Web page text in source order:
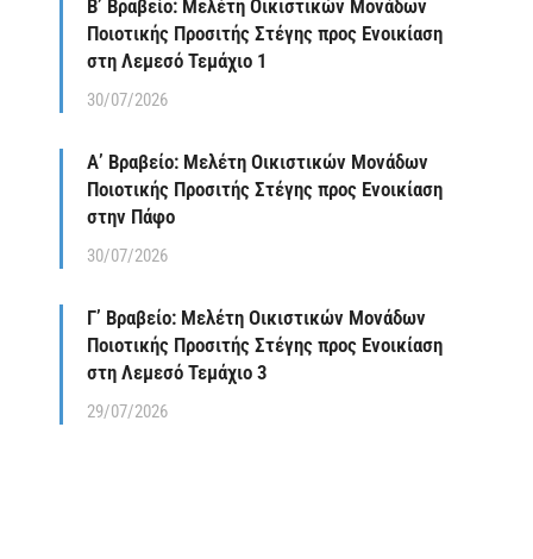
Β’ Βραβείο: Μελέτη Οικιστικών Μονάδων
Ποιοτικής Προσιτής Στέγης προς Ενοικίαση
στη Λεμεσό Τεμάχιο 1
30/07/2026
Α’ Βραβείο: Μελέτη Οικιστικών Μονάδων
Ποιοτικής Προσιτής Στέγης προς Ενοικίαση
στην Πάφο
30/07/2026
Γ’ Βραβείο: Μελέτη Οικιστικών Μονάδων
Ποιοτικής Προσιτής Στέγης προς Ενοικίαση
στη Λεμεσό Τεμάχιο 3
29/07/2026